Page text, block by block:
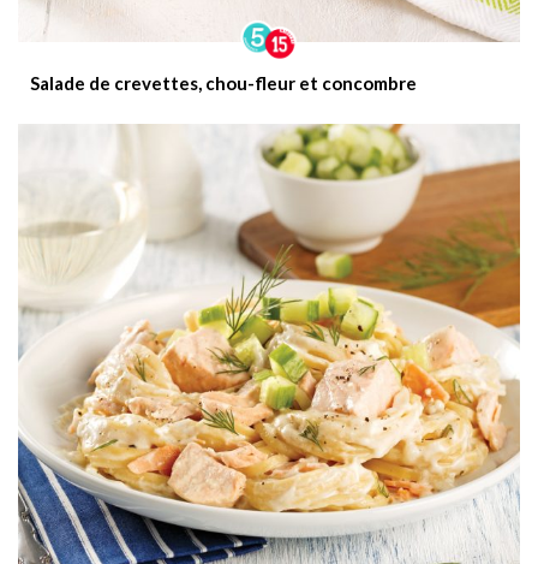
Salade de crevettes, chou-fleur et concombre